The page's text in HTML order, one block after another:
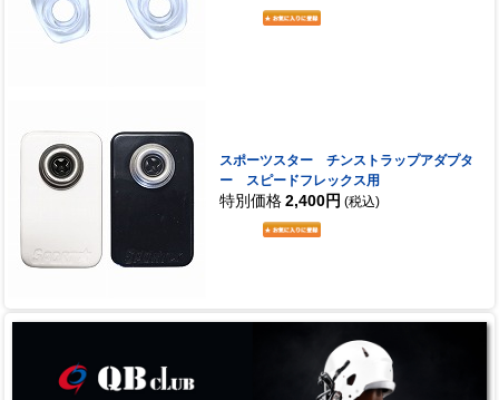
スポーツスター チンストラップアダプタ
ー スピードフレックス用
特別価格 2,400円 (税込)